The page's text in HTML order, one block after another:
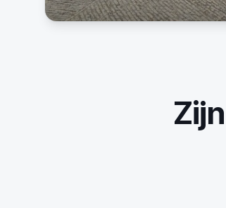
Zijn